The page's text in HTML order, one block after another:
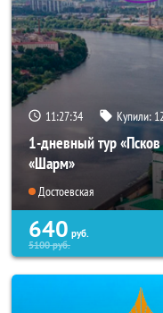
11:27:33 Купили: 12
1-дневный тур
«Шарм»
Достоевская
640 руб.
5100руб.